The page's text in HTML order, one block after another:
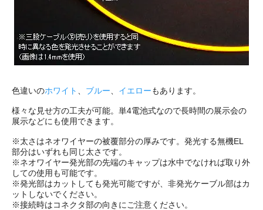
色違いのホワイト ブルー イエローもあります。
様々な見せ方の工夫が可能。単4電池式なので長時間の展示会の
展示などにも使用できます。
※太さはネオワイヤーの被覆部分の厚みです。発光する無機EL
部分はいずれも同じ太さです。
※ネオワイヤー発光部の先端のキャップは水中でなければ取り外
しての使用も可能です。
※発光部はカットしても発光可能ですが、非発光ケーブル部はカ
ットしないでください。
※接続時はコネクタ部の向きにご注意ください。